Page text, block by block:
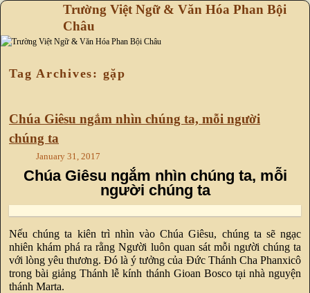
Trường Việt Ngữ & Văn Hóa Phan Bội
Châu
Tag Archives: gặp
Chúa Giêsu ngắm nhìn chúng ta, mỗi người
chúng ta
January 31, 2017
Chúa Giêsu ngắm nhìn chúng ta, mỗi
người chúng ta
Nếu chúng ta kiên trì nhìn vào Chúa Giêsu, chúng ta sẽ ngạc
nhiên khám phá ra rằng Người luôn quan sát mỗi người chúng ta
với lòng yêu thương. Đó là ý tưởng của Đức Thánh Cha Phanxicô
trong bài giảng Thánh lễ kính thánh Gioan Bosco tại nhà nguyện
thánh Marta.